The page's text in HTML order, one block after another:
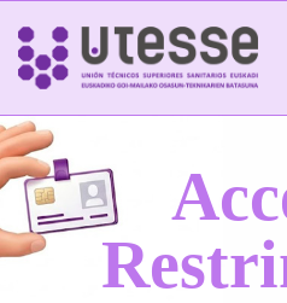
Skip
content
Inicio
QUIÉNES SOMOS